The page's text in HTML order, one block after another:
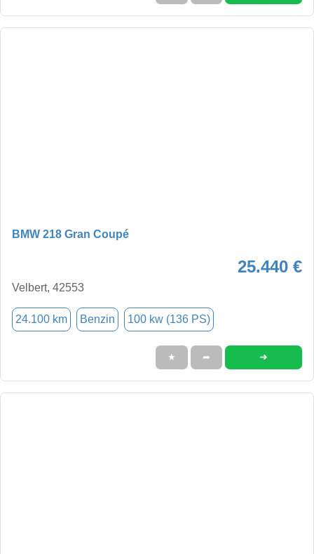
BMW 218 Gran Coupé
25.440 €
Velbert, 42553
24.100 km Benzin 100 kw (136 PS)
★ ➦ ➜